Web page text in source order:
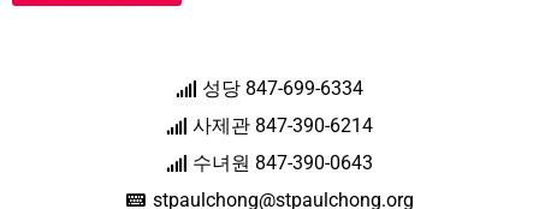
성당 847-699-6334
사제관 847-390-6214
수녀원 847-390-0643
stpaulchong@stpaulchong.org